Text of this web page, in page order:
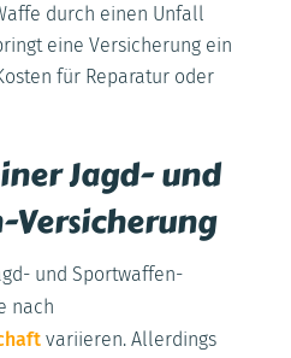
durch einen Unfall
eine Versicherung ein
für Reparatur oder
Jagd- und
und Sportwaffen-
nach
variieren. Allerdings